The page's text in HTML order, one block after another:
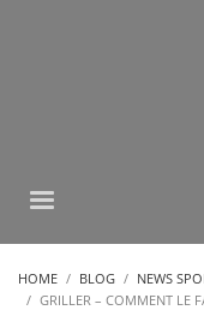
HOME BLOG
NEWS
GRILLER – COMMENT LE